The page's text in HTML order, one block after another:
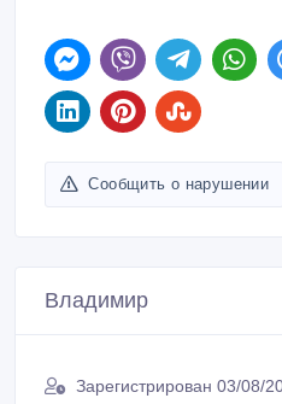
Сообщить о нарушении
Владимир
Зарегистрирован 03/08/